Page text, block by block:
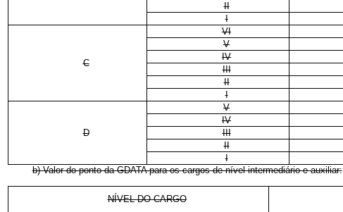
II
I
C
VI
V
IV
III
II
I
D
V
IV
III
II
I
b) Valor do ponto da GDATA para os cargos de nível intermediário e auxiliar:
NÍVEL DO CARGO